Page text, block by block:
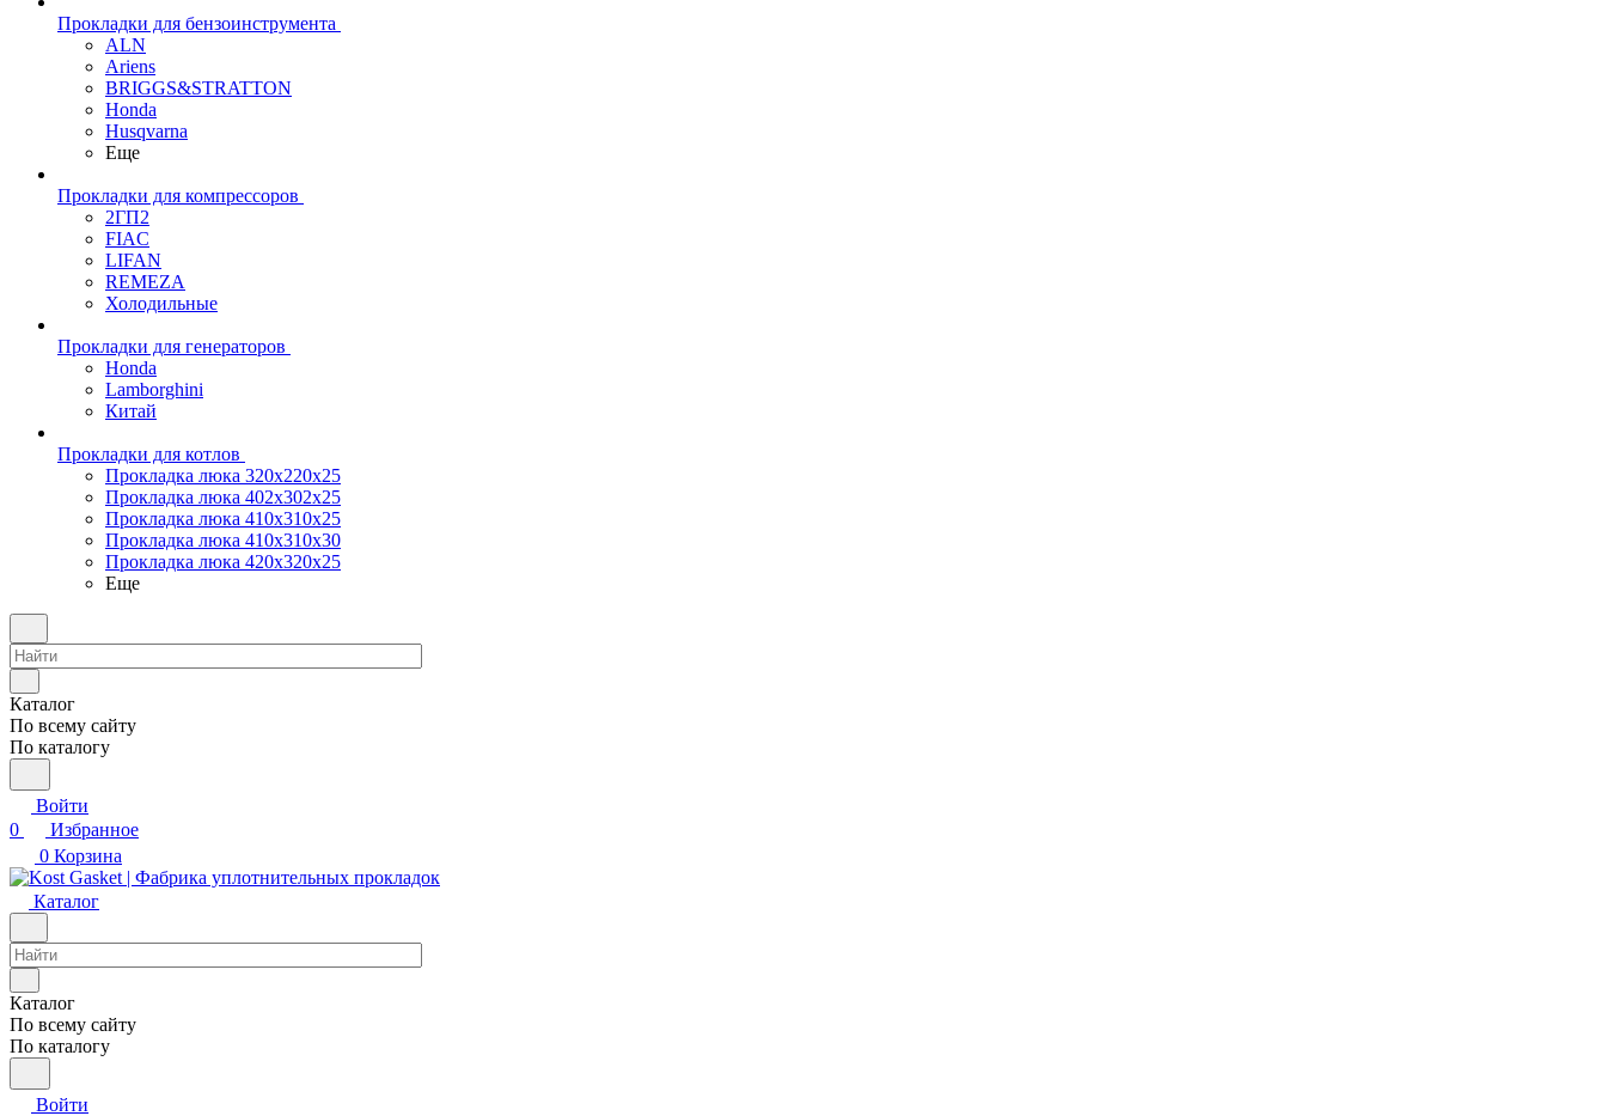
Прокладки для бензоинструмента
ALN
Ariens
BRIGGS&STRATTON
Honda
Husqvarna
Еще
Прокладки для компрессоров
2ГП2
FIAC
LIFAN
REMEZA
Холодильные
Прокладки для генераторов
Honda
Lamborghini
Китай
Прокладки для котлов
Прокладка люка 320x220x25
Прокладка люка 402x302x25
Прокладка люка 410x310x25
Прокладка люка 410х310х30
Прокладка люка 420x320x25
Еще
Каталог
По всему сайту
По каталогу
Войти
0
Избранное
0 Корзина
Каталог
Каталог
По всему сайту
По каталогу
Войти